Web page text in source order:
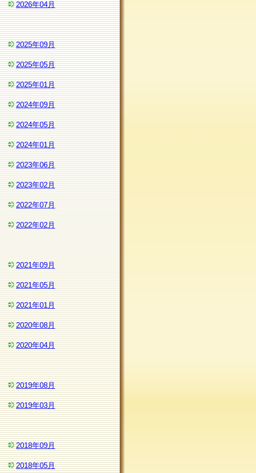
2026年04月
2025年09月
2025年05月
2025年01月
2024年09月
2024年05月
2024年01月
2023年06月
2023年02月
2022年07月
2022年02月
2021年09月
2021年05月
2021年01月
2020年08月
2020年04月
2019年08月
2019年03月
2018年09月
2018年05月